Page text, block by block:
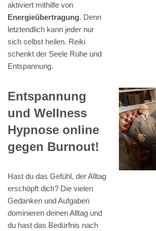
aktiviert mithilfe von
Energieübertragung. Denn
letztendlich kann jeder nur
sich selbst heilen. Reiki
schenkt der Seele Ruhe und
Entspannung.
Entspannung
und Wellness
Hypnose online
gegen Burnout!
Hast du das Gefühl, der Alltag
erschöpft dich? Die vielen
Gedanken und Aufgaben
dominieren deinen Alltag und
du hast das Bedürfnis nach